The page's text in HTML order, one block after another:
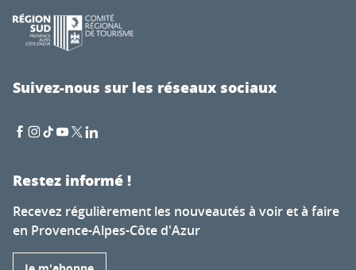
Suivez-nous sur les réseaux sociaux
Restez informé !
Recevez régulièrement les nouveautés à voir et à faire
en Provence-Alpes-Côte d'Azur